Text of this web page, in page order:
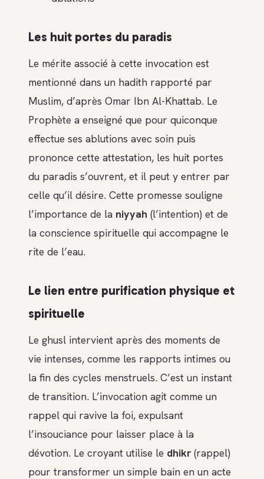
Les huit portes du paradis
Le mérite associé à cette invocation est
mentionné dans un hadith rapporté par
Muslim, d’après Omar Ibn Al-Khattab. Le
Prophète a enseigné que pour quiconque
effectue ses ablutions avec soin puis
prononce cette attestation, les huit portes
du paradis s’ouvrent, et il peut y entrer par
celle qu’il désire. Cette promesse souligne
l’importance de la niyyah (l’intention) et de
la conscience spirituelle qui accompagne le
rite de l’eau.
Le lien entre purification physique et
spirituelle
Le ghusl intervient après des moments de
vie intenses, comme les rapports intimes ou
la fin des cycles menstruels. C’est un instant
de transition. L’invocation agit comme un
rappel qui ravive la foi, expulsant
l’insouciance pour laisser place à la
dévotion. Le croyant utilise le dhikr (rappel)
pour transformer un simple bain en un acte